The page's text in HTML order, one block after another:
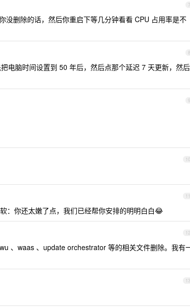
7
没删除的话，然后你重启下等几分钟看看 CPU 占用率是不
8
电脑时间设置到 50 年后，然后点那个延迟 7 天更新，然后
9
10
11
：你还太嫩了点，我们已经帮你安排的明明白白😂
12
、waas 、update orchestrator 等的相关文件删除。我有
13